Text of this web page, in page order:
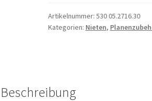
Artikelnummer: 530 05.2716.30
Kategorien: Nieten,
Beschreibung